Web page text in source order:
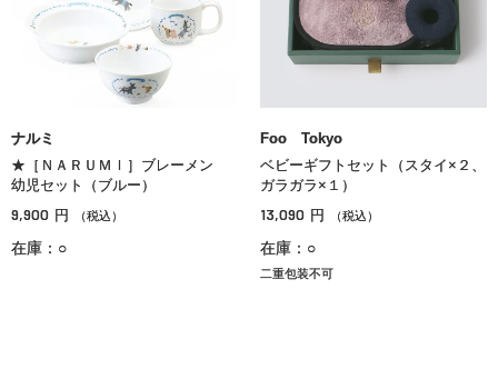
ナルミ
★［ＮＡＲＵＭＩ］ブレーメン
幼児セット（ブルー）
9,900 円 （税込）
在庫：○
Foo Tokyo
ベビーギフトセット（スタイ×２、
ガラガラ×１）
13,090 円 （税込）
在庫：○
二重包装不可